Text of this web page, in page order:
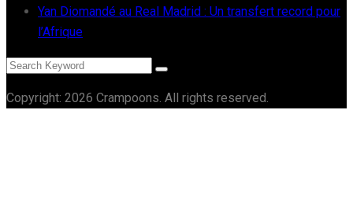
Yan Diomandé au Real Madrid : Un transfert record pour
l’Afrique
Copyright: 2026 Crampoons. All rights reserved.